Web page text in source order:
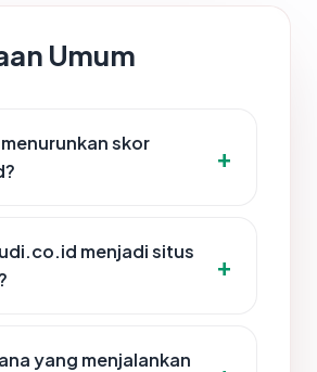
Umum
skor
menjadi situs
yang menjalankan